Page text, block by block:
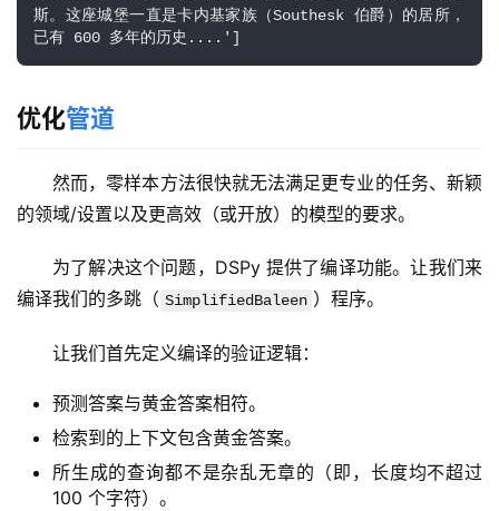
斯。这座城堡一直是卡内基家族（Southesk 伯爵）的居所，
已有 600 多年的历史....']
优化管道
然而，零样本方法很快就无法满足更专业的任务、新颖
的领域/设置以及更高效（或开放）的模型的要求。
为了解决这个问题，DSPy 提供了编译功能。让我们来
编译我们的多跳（ SimplifiedBaleen ）程序。
让我们首先定义编译的验证逻辑：
预测答案与黄金答案相符。
检索到的上下文包含黄金答案。
所生成的查询都不是杂乱无章的（即，长度均不超过
100 个字符）。